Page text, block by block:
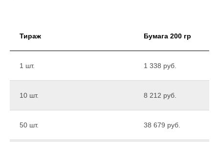
Тираж Бумага 200 гр
1 шт. 1 338 руб.
10 шт. 8 212 руб.
50 шт. 38 679 руб.